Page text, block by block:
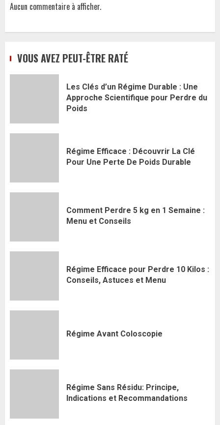
Aucun commentaire à afficher.
VOUS AVEZ PEUT-ÊTRE RATÉ
Les Clés d’un Régime Durable : Une
Approche Scientifique pour Perdre du
Poids
Régime Efficace : Découvrir La Clé
Pour Une Perte De Poids Durable
Comment Perdre 5 kg en 1 Semaine :
Menu et Conseils
Régime Efficace pour Perdre 10 Kilos :
Conseils, Astuces et Menu
Régime Avant Coloscopie
Régime Sans Résidu: Principe,
Indications et Recommandations